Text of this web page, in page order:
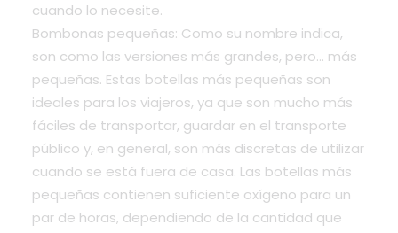
cuando lo necesite.
Bombonas pequeñas: Como su nombre indica,
son como las versiones más grandes, pero… más
pequeñas. Estas botellas más pequeñas son
ideales para los viajeros, ya que son mucho más
fáciles de transportar, guardar en el transporte
público y, en general, son más discretas de utilizar
cuando se está fuera de casa. Las botellas más
pequeñas contienen suficiente oxígeno para un
par de horas, dependiendo de la cantidad que